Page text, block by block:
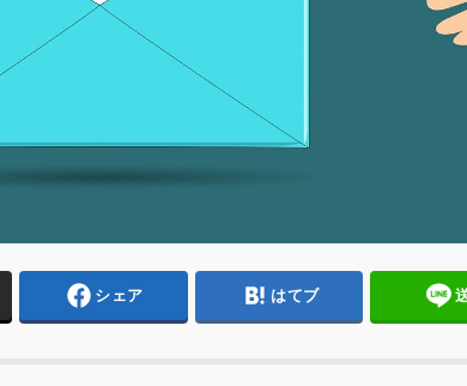
シェア はてブ